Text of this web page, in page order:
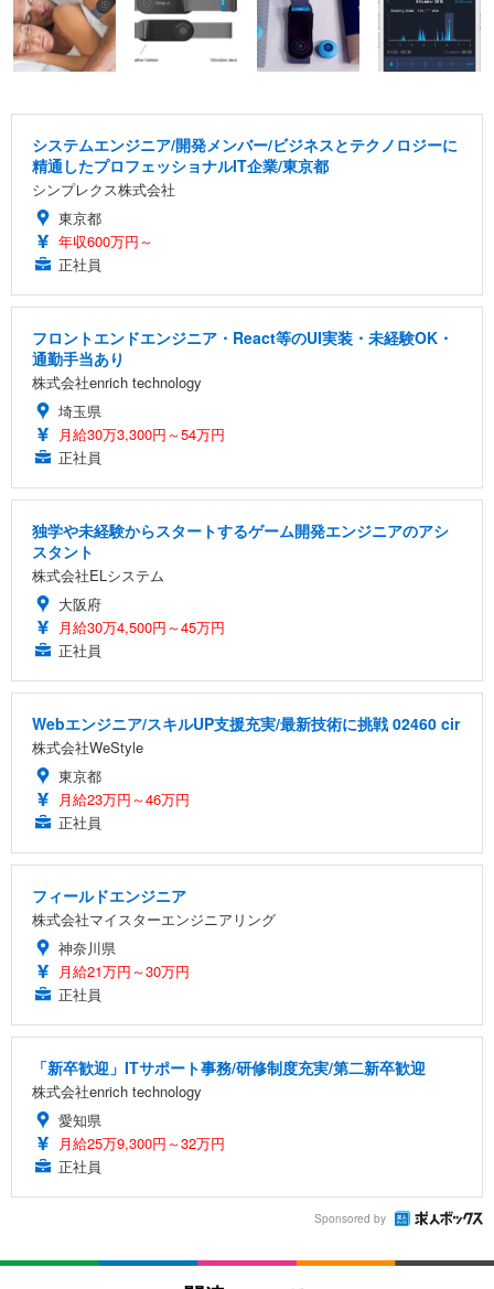
システムエンジニア/開発メンバー/ビジネスとテクノロジーに
精通したプロフェッショナルIT企業/東京都
シンプレクス株式会社
東京都
年収600万円～
正社員
フロントエンドエンジニア・React等のUI実装・未経験OK・
通勤手当あり
株式会社enrich technology
埼玉県
月給30万3,300円～54万円
正社員
独学や未経験からスタートするゲーム開発エンジニアのアシ
スタント
株式会社ELシステム
大阪府
月給30万4,500円～45万円
正社員
Webエンジニア/スキルUP支援充実/最新技術に挑戦 02460 cir
株式会社WeStyle
東京都
月給23万円～46万円
正社員
フィールドエンジニア
株式会社マイスターエンジニアリング
神奈川県
月給21万円～30万円
正社員
「新卒歓迎」ITサポート事務/研修制度充実/第二新卒歓迎
株式会社enrich technology
愛知県
月給25万9,300円～32万円
正社員
Sponsored by